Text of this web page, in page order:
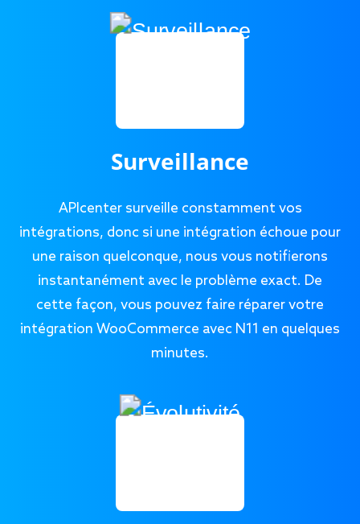
Surveillance
APIcenter surveille constamment vos
intégrations, donc si une intégration échoue pour
une raison quelconque, nous vous notifierons
instantanément avec le problème exact. De
cette façon, vous pouvez faire réparer votre
intégration WooCommerce avec N11 en quelques
minutes.